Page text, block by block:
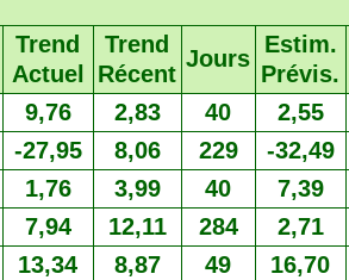
Trend
Actuel
Trend
Récent
Jours
Estim.
Prévis.
9,76 2,83 40 2,55
-27,95 8,06 229 -32,49
1,76 3,99 40 7,39
7,94 12,11 284 2,71
13,34 8,87 49 16,70